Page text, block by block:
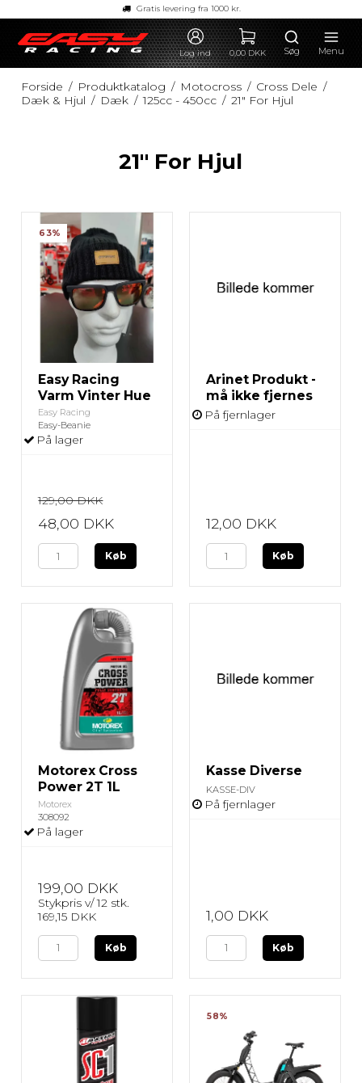
Gratis levering fra 1000 kr.
Log ind 0,00 DKK Søg Menu
Forside / Produktkatalog / Motocross / Cross Dele /
Dæk & Hjul / Dæk / 125cc - 450cc / 21" For Hjul
21" For Hjul
63%
Easy Racing
Varm Vinter Hue
Easy Racing
Easy-Beanie
På lager
129,00 DKK
48,00 DKK
Køb
Arinet Produkt -
må ikke fjernes
På fjernlager
12,00 DKK
Køb
Motorex Cross
Power 2T 1L
Motorex
308092
På lager
199,00 DKK
Stykpris v/ 12 stk.
169,15 DKK
Køb
Kasse Diverse
KASSE-DIV
På fjernlager
1,00 DKK
Køb
58%